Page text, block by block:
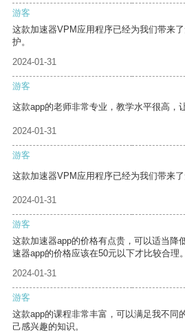
游客
这款加速器VPM应用程序已经为我们带来
护。
2024-01-31
游客
这款app的老师非常专业，教学水平很高，
2024-01-31
游客
这款加速器VPM应用程序已经为我们带来了
2024-01-31
游客
这款加速器app的价格有点贵，可以适当降
速器app的价格应该在50元以下才比较合理。
2024-01-31
游客
这款app的课程非常丰富，可以满足我不同
己感兴趣的知识。